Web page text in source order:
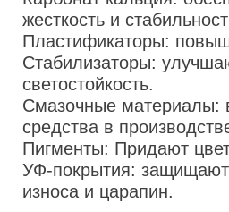
жесткость и
Пластификаторы:
Стабилизаторы:
светостойкость.
Смазочные материалы:
средства в
Пигменты: Придают
УФ-покрытия: защищают
износа и царапин.